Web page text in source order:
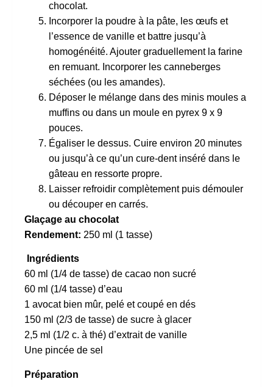
chocolat.
Incorporer la poudre à la pâte, les œufs et
l’essence de vanille et battre jusqu’à
homogénéité. Ajouter graduellement la farine
en remuant. Incorporer les canneberges
séchées (ou les amandes).
Déposer le mélange dans des minis moules a
muffins ou dans un moule en pyrex 9 x 9
pouces.
Égaliser le dessus. Cuire environ 20 minutes
ou jusqu’à ce qu’un cure-dent inséré dans le
gâteau en ressorte propre.
Laisser refroidir complètement puis démouler
ou découper en carrés.
Glaçage au chocolat
Rendement: 250 ml (1 tasse)
Ingrédients
60 ml (1/4 de tasse) de cacao non sucré
60 ml (1/4 tasse) d’eau
1 avocat bien mûr, pelé et coupé en dés
150 ml (2/3 de tasse) de sucre à glacer
2,5 ml (1/2 c. à thé) d’extrait de vanille
Une pincée de sel
Préparation